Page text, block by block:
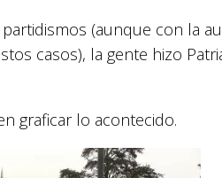
(aunque con la
casos), la gente hizo
graficar lo acontecido.